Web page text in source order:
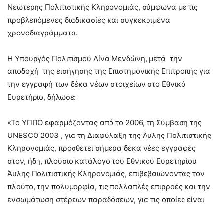
Νεώτερης Πολιτιστικής Κληρονομιάς, σύμφωνα με τις
προβλεπόμενες διαδικασίες και συγκεκριμένα
χρονοδιαγράμματα.
Η Υπουργός Πολιτισμού Λίνα Μενδώνη, μετά την
αποδοχή της εισήγησης της Επιστημονικής Επιτροπής για
την εγγραφή των δέκα νέων στοιχείων στο Εθνικό
Ευρετήριο, δήλωσε:
«Το ΥΠΠΟ εφαρμόζοντας από το 2006, τη Σύμβαση της
UNESCO 2003 , για τη Διαφύλαξη της Άυλης Πολιτιστικής
Κληρονομιάς, προσθέτει σήμερα δέκα νέες εγγραφές
στον, ήδη, πλούσιο κατάλογο του Εθνικού Ευρετηρίου
Άυλης Πολιτιστικής Κληρονομιάς, επιβεβαιώνοντας τον
πλούτο, την πολυμορφία, τις πολλαπλές επιρροές και την
ενσωμάτωση στέρεων παραδόσεων, για τις οποίες είναι